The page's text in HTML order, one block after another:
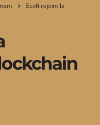
Ecofi rejoint la